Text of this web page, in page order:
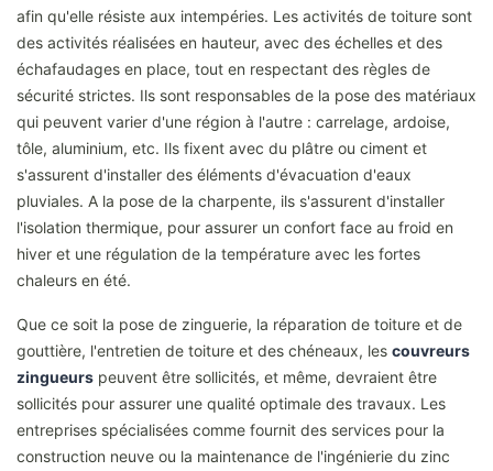
afin qu'elle résiste aux intempéries. Les activités de toiture sont
des activités réalisées en hauteur, avec des échelles et des
échafaudages en place, tout en respectant des règles de
sécurité strictes. Ils sont responsables de la pose des matériaux
qui peuvent varier d'une région à l'autre : carrelage, ardoise,
tôle, aluminium, etc. Ils fixent avec du plâtre ou ciment et
s'assurent d'installer des éléments d'évacuation d'eaux
pluviales. A la pose de la charpente, ils s'assurent d'installer
l'isolation thermique, pour assurer un confort face au froid en
hiver et une régulation de la température avec les fortes
chaleurs en été.
Que ce soit la pose de zinguerie, la réparation de toiture et de
gouttière, l'entretien de toiture et des chéneaux, les couvreurs
zingueurs peuvent être sollicités, et même, devraient être
sollicités pour assurer une qualité optimale des travaux. Les
entreprises spécialisées comme fournit des services pour la
construction neuve ou la maintenance de l'ingénierie du zinc